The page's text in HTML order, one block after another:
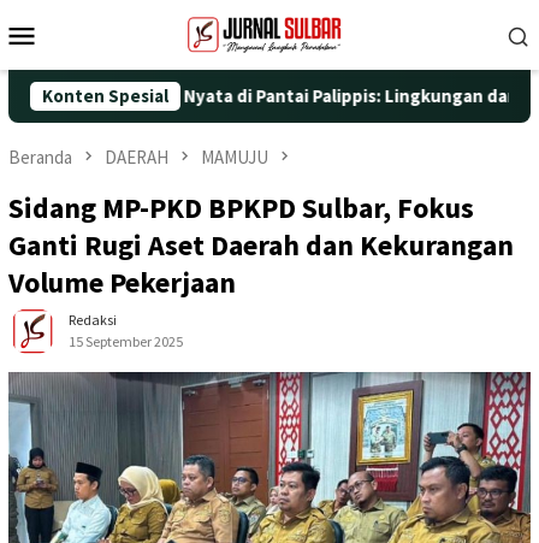
ke
Mobile
Konten Spesial
Aksi Nyata di Pantai Palippis: Lingkungan dan Kesehatan
Beranda DAERAH MAMUJU
Sidang MP-PKD BPKPD Sulbar, Fokus
Ganti Rugi Aset Daerah dan Kekurangan
Volume Pekerjaan
Redaksi
15 September 2025